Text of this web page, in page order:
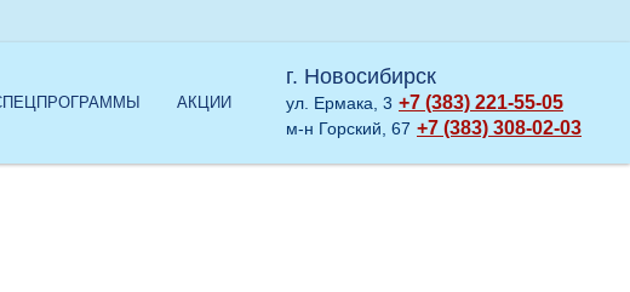
АКЦИИ
г. Новосибирск
ул. Ермака, 3 +7 (383) 221-55-05
м-н Горский, 67 +7 (383) 308-02-03